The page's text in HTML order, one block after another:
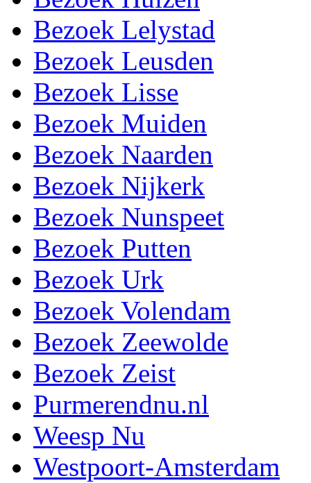
Bezoek Lelystad
Bezoek Leusden
Bezoek Lisse
Bezoek Muiden
Bezoek Naarden
Bezoek Nijkerk
Bezoek Nunspeet
Bezoek Putten
Bezoek Urk
Bezoek Volendam
Bezoek Zeewolde
Bezoek Zeist
Purmerendnu.nl
Weesp Nu
Westpoort-Amsterdam